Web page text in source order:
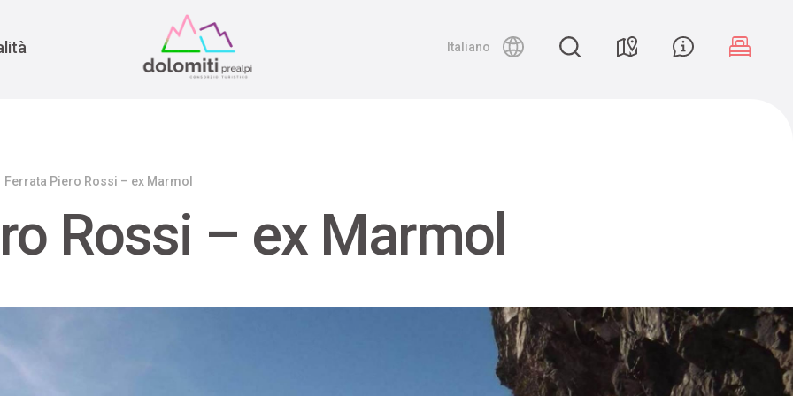
Italiano
Ferrata Piero Rossi – ex Marmol
Rossi – ex Marmol